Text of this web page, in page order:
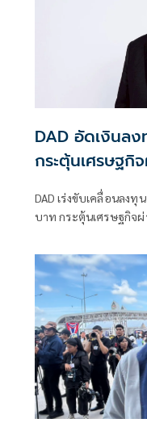
DAD อัดเงินล
กระตุ้นเศรษฐกิ
DAD เร่งขับเคลื่อนลงทุ
บาท กระตุ้นเศรษฐกิจผ่